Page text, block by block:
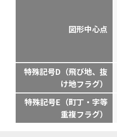
図形中心点
特殊記号D（飛び地、抜
け地フラグ）
特殊記号E（町丁・字等
重複フラグ）